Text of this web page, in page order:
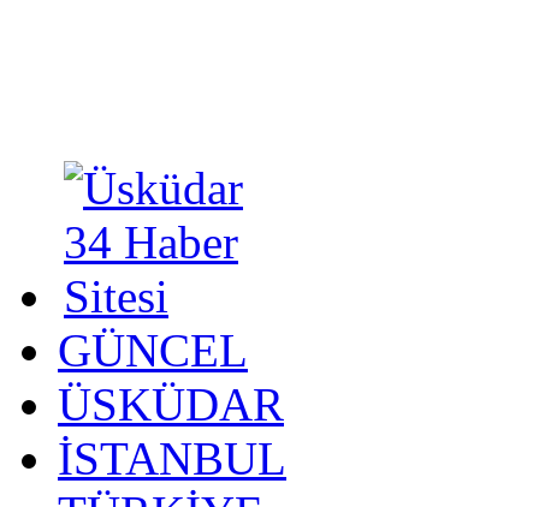
GÜNCEL
ÜSKÜDAR
İSTANBUL